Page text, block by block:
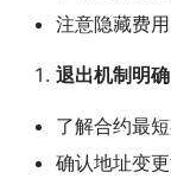
注意隐藏费
退出机制明确
了解合约最
确认地址变